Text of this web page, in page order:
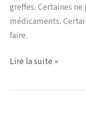
greffes. Certaines
médicaments.
faire.
Nous
pas
Lire la suite »